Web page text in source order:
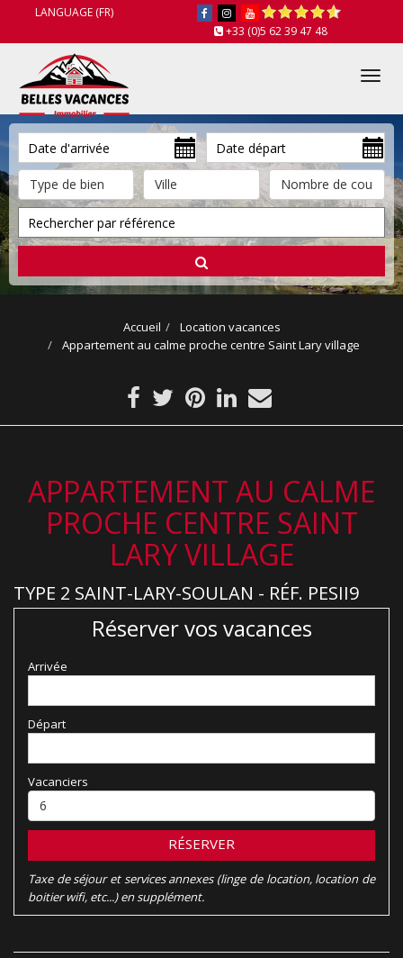
LANGUAGE (FR)
+33 (0)5 62 39 47 48
Accueil
Location vacances
Appartement au calme proche centre Saint Lary village
APPARTEMENT AU CALME
PROCHE CENTRE SAINT
LARY VILLAGE
TYPE 2 SAINT-LARY-SOULAN - RÉF. PESII9
Réserver vos vacances
Arrivée
Départ
Vacanciers
RÉSERVER
Taxe de séjour et services annexes (linge de location, location de
boitier wifi, etc...) en supplément.